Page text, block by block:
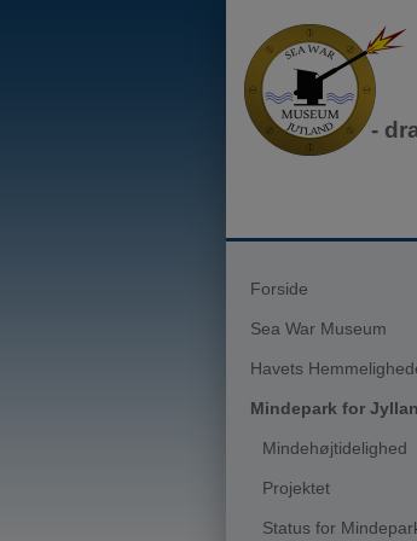
-
Forside
Sea War Museum
Havets
Mindepark for
Mindehøjtidelighed
Projektet
Status for